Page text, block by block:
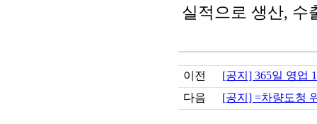
실적으로 생산, 수
이전
[공지] 365일 영업
다음
[공지] =차량도청